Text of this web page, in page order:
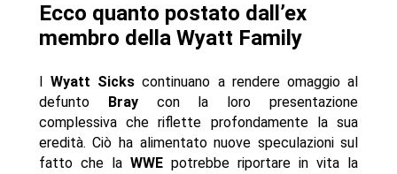
Ecco quanto postato dall’ex
membro della Wyatt Family
IWyatt Sicks continuano a rendere omaggio al
defunto
Braycon la loro presentazione
complessiva che riflette profondamente la sua
eredità. Ciò ha alimentato nuove speculazioni sul
fatto che la WWEpotrebbe riportare in vita la